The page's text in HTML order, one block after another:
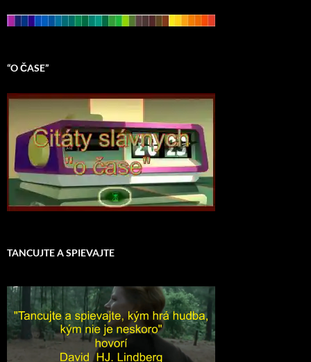
“O ČASE”
TANCUJTE A SPIEVAJTE